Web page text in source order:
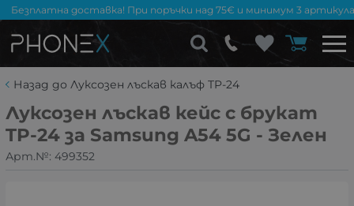
Безплатна доставка! При поръчки над 75€ и минимум 3
Назад до Луксозен лъскав калъф TP-24
Луксозен лъскав кейс с брукат
TP-24 за Samsung A54 5G - Зелен
Арт.№: 499352